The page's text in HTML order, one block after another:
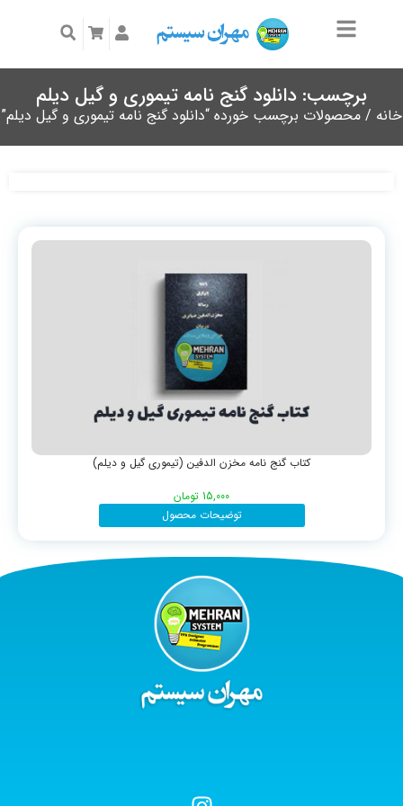
برچسب: دانلود گنج نامه تیموری و گیل دیلم
خانه / محصولات برچسب خورده “دانلود گنج نامه تیموری و گیل دیلم”
کتاب گنج نامه مخزن الدفین (تیموری گیل و دیلم)
15,000 تومان
توضیحات محصول